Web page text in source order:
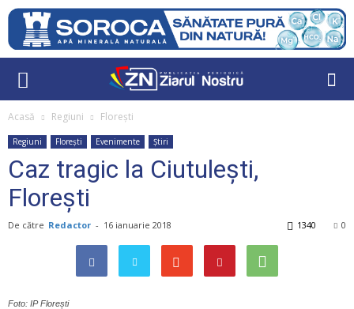
Acasă Regiuni Florești
Regiuni Florești Evenimente Știri
Caz tragic la Ciutulești,
Florești
De către Redactor - 16 ianuarie 2018 0
1340
Foto: IP Florești